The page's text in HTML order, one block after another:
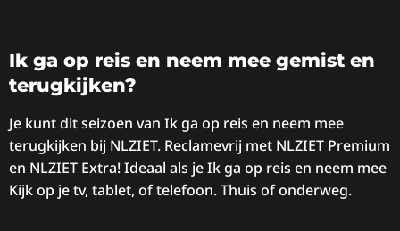
Ik ga op reis en neem mee gemist en
terugkijken?
Je kunt dit seizoen van Ik ga op reis en neem mee
terugkijken bij NLZIET. Reclamevrij met NLZIET Premium
en NLZIET Extra! Ideaal als je Ik ga op reis en neem mee
Kijk op je tv, tablet, of telefoon. Thuis of onderweg.